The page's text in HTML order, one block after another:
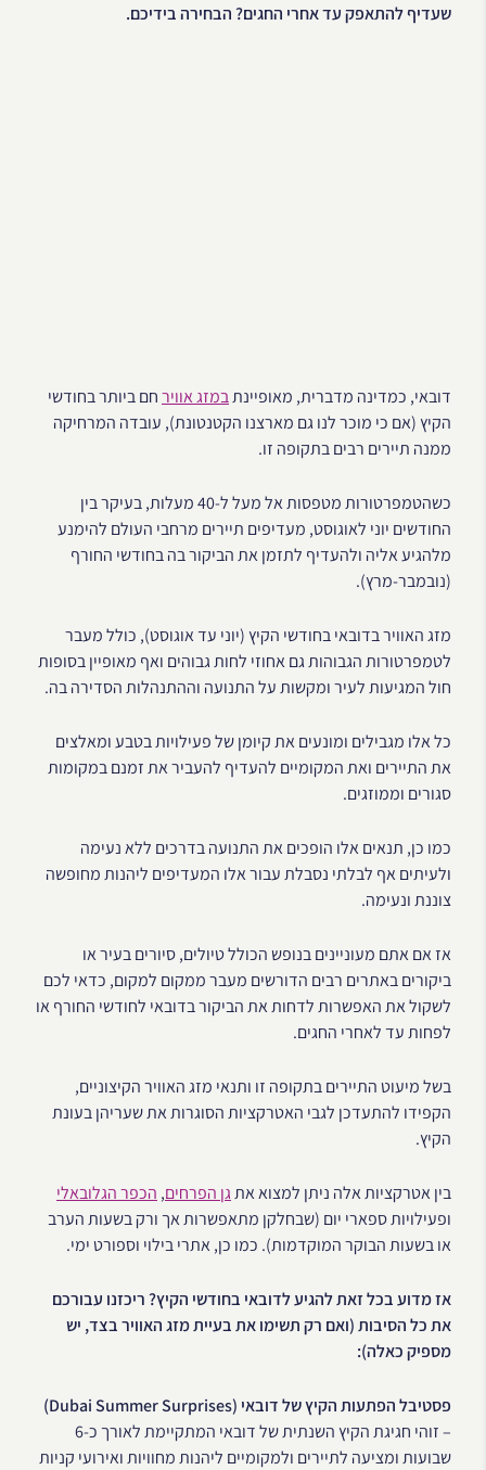
שעדיף להתאפק עד אחרי החגים? הבחירה בידיכם.
דובאי, כמדינה מדברית, מאופיינתבמזג אווירחם ביותר בחודשי
הקיץ (אם כי מוכר לנו גם מארצנו הקטנטונת), עובדה המרחיקה
ממנה תיירים רבים בתקופה זו.
כשהטמפרטורות מטפסות אל מעל ל-40 מעלות, בעיקר בין
החודשים יוני לאוגוסט, מעדיפים תיירים מרחבי העולם להימנע
מלהגיע אליה ולהעדיף לתזמן את הביקור בה בחודשי החורף
(נובמבר-מרץ).
מזג האוויר בדובאי בחודשי הקיץ (יוני עד אוגוסט), כולל מעבר
לטמפרטורות הגבוהות גם אחוזי לחות גבוהים ואף מאופיין בסופות
חול המגיעות לעיר ומקשות על התנועה וההתנהלות הסדירה בה.
כל אלו מגבילים ומונעים את קיומן של פעילויות בטבע ומאלצים
את התיירים ואת המקומיים להעדיף להעביר את זמנם במקומות
סגורים וממוזגים.
כמו כן, תנאים אלו הופכים את התנועה בדרכים ללא נעימה
ולעיתים אף לבלתי נסבלת עבור אלו המעדיפים ליהנות מחופשה
צוננת ונעימה.
אז אם אתם מעוניינים בנופש הכולל טיולים, סיורים בעיר או
ביקורים באתרים רבים הדורשים מעבר ממקום למקום, כדאי לכם
לשקול את האפשרות לדחות את הביקור בדובאי לחודשי החורף או
לפחות עד לאחרי החגים.
בשל מיעוט התיירים בתקופה זו ותנאי מזג האוויר הקיצוניים,
הקפידו להתעדכן לגבי האטרקציות הסוגרות את שעריהן בעונת
הקיץ.
בין אטרקציות אלה ניתן למצוא אתגן הפרחים, הכפר הגלובאלי
ופעילויות ספארי יום (שבחלקן מתאפשרות אך ורק בשעות הערב
או בשעות הבוקר המוקדמות). כמו כן, אתרי בילוי וספורט ימי.
אז מדוע בכל זאת להגיע לדובאי בחודשי הקיץ? ריכזנו עבורכם
את כל הסיבות (ואם רק תשימו את בעיית מזג האוויר בצד, יש
מספיק כאלה):
פסטיבל הפתעות הקיץ של דובאי (Dubai Summer Surprises)
– זוהי חגיגת הקיץ השנתית של דובאי המתקיימת לאורך כ-6
שבועות ומציעה לתיירים ולמקומיים ליהנות מחוויות ואירועי קניות